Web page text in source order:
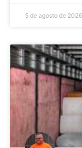
5 de agosto de 2026